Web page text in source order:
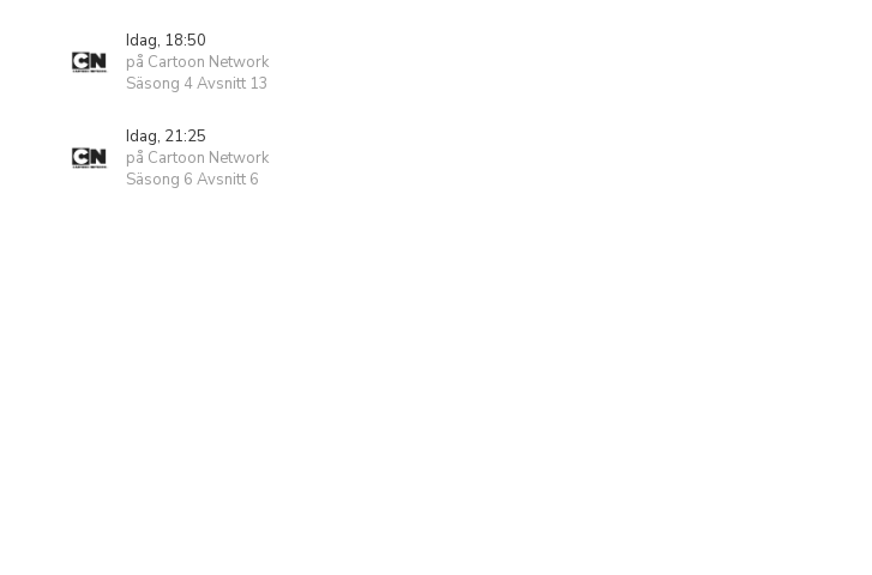
Idag, 18:50
på Cartoon Network
Säsong 4 Avsnitt 13
Idag, 21:25
på Cartoon Network
Säsong 6 Avsnitt 6